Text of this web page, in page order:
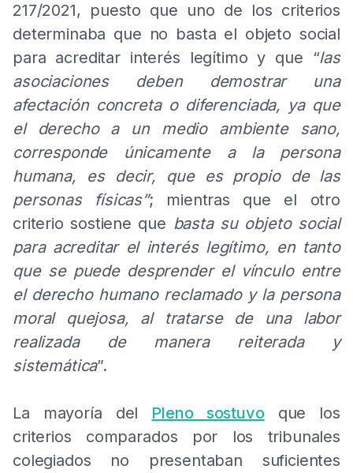
217/2021, puesto que uno de los criterios
determinaba que no basta el objeto social
para acreditar interés legítimo y que “las
asociaciones deben demostrar una
afectación concreta o diferenciada, ya que
el derecho a un medio ambiente sano,
corresponde únicamente a la persona
humana, es decir, que es propio de las
personas físicas”; mientras que el otro
criterio sostiene que basta su objeto social
para acreditar el interés legítimo, en tanto
que se puede desprender el vínculo entre
el derecho humano reclamado y la persona
moral quejosa, al tratarse de una labor
realizada de manera reiterada y
sistemática”.
La mayoría del Pleno sostuvoque los
criterios comparados por los tribunales
colegiados no presentaban suficientes